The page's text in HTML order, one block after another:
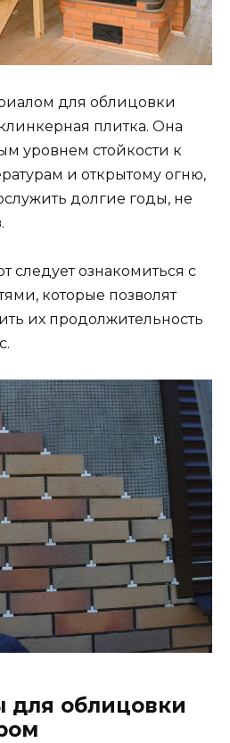
для облицовки
плитка. Она
уровнем стойкости к
и открытому огню,
долгие годы, не
следует ознакомиться с
которые позволят
их продолжительность
для облицовки